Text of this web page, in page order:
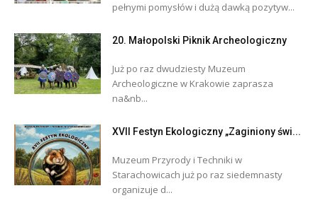
pełnymi pomysłów i dużą dawką pozytyw...
20. Małopolski Piknik Archeologiczny
Już po raz dwudziesty Muzeum
Archeologiczne w Krakowie zaprasza
na&nb...
XVII Festyn Ekologiczny „Zaginiony świ...
Muzeum Przyrody i Techniki w
Starachowicach już po raz siedemnasty
organizuje d...